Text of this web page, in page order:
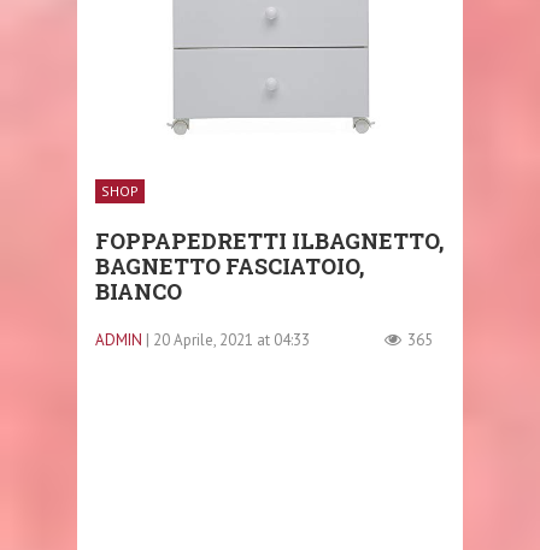
SHOP
FOPPAPEDRETTI ILBAGNETTO,
BAGNETTO FASCIATOIO,
BIANCO
ADMIN | 20 Aprile, 2021 at 04:33 365